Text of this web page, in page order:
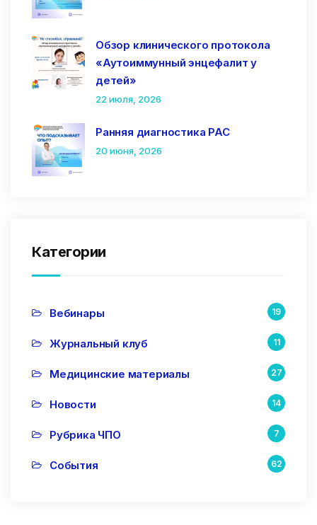
Обзор клинического протокола
«Аутоиммунный энцефалит у
детей»
22 июля, 2026
Ранняя диагностика РАС
20 июня, 2026
Категории
Вебинары 19
Журнальный клуб 11
Медицинские материалы 27
Новости 14
Рубрика ЧПО 7
События 62